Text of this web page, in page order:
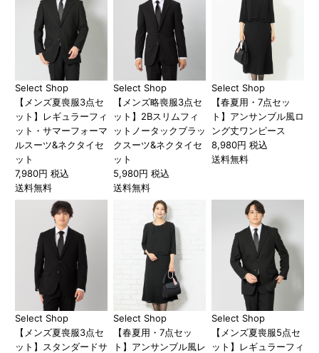
Select Shop
【メンズ夏喪服3点セ
ット】レギュラーフィ
ット・サマーフォーマ
ルスーツ&ネクタイセ
ット
7,980円 税込
送料無料
Select Shop
【メンズ略喪服3点セ
ット】2Bスリムフィ
ットノータックブラッ
クスーツ&ネクタイセ
ット
5,980円 税込
送料無料
Select Shop
【春夏用・7点セッ
ト】アンサンブル風ロ
ング丈ワンピース
8,980円 税込
送料無料
Select Shop
【メンズ夏喪服3点セ
ット】スタンダードサ
Select Shop
【春夏用・7点セッ
ト】アンサンブル風レ
Select Shop
【メンズ夏喪服5点セ
ット】レギュラーフィ